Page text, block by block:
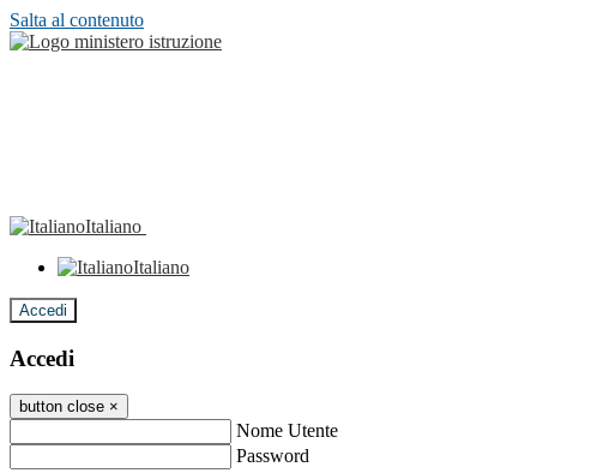
Salta al contenuto
Italiano
Italiano
Accedi
Accedi
button close ×
Nome Utente
Password